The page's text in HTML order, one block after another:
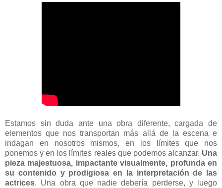
Estamos sin duda ante una obra diferente, cargada de
elementos que nos transportan más allá de la escena e
indagan en nosotros mismos, en los límites que nos
ponemos y en los límites reales que podemos alcanzar. Una
pieza majestuosa, impactante visualmente, profunda en
su contenido y prodigiosa en la interpretación de las
actrices. Una obra que nadie debería perderse, y luego